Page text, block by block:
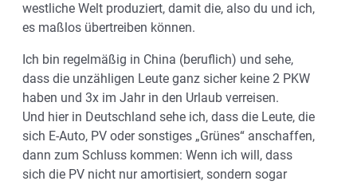
westliche Welt produziert, damit die, also du und ich,
es maßlos übertreiben können.
Ich bin regelmäßig in China (beruflich) und sehe,
dass die unzähligen Leute ganz sicher keine 2 PKW
haben und 3x im Jahr in den Urlaub verreisen.
Und hier in Deutschland sehe ich, dass die Leute, die
sich E-Auto, PV oder sonstiges „Grünes“ anschaffen,
dann zum Schluss kommen: Wenn ich will, dass
sich die PV nicht nur amortisiert, sondern sogar